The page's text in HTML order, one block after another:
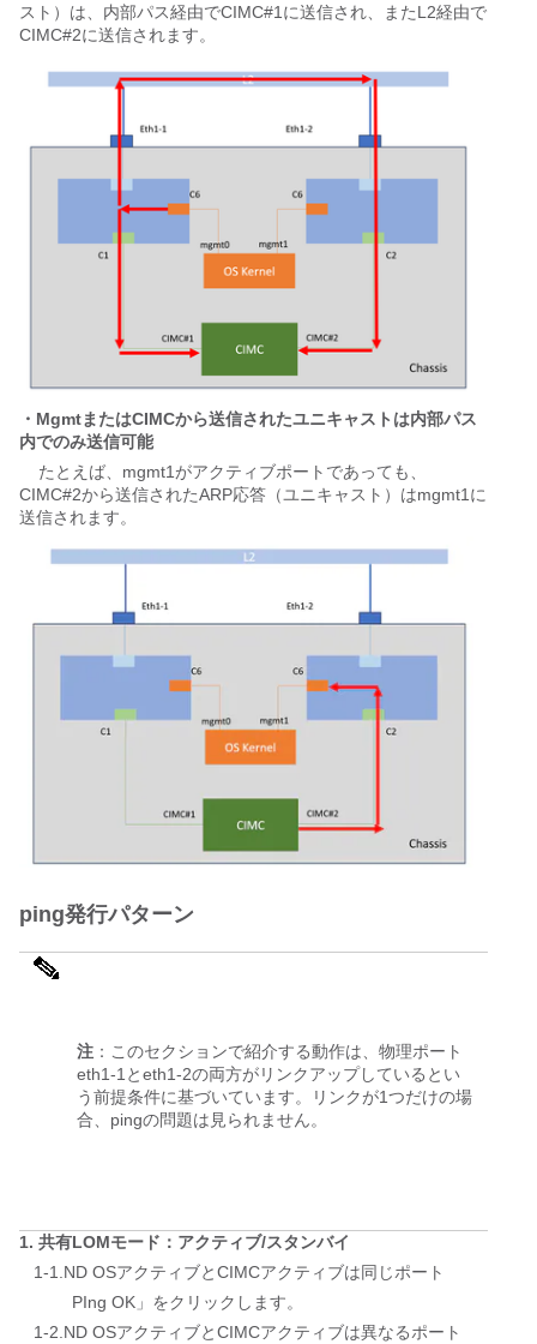
スト）は、内部パス経由でCIMC#1に送信され、またL2経由で
CIMC#2に送信されます。
・MgmtまたはCIMCから送信されたユニキャストは内部パス
内でのみ送信可能
たとえば、mgmt1がアクティブポートであっても、
CIMC#2から送信されたARP応答（ユニキャスト）はmgmt1に
送信されます。
ping発行パターン
注 ：このセクションで紹介する動作は、物理ポート
eth1-1とeth1-2の両方がリンクアップしているとい
う前提条件に基づいています。リンクが1つだけの場
合、pingの問題は見られません。
1. 共有LOMモード：アクティブ/スタンバイ
1-1.ND OSアクティブとCIMCアクティブは同じポート
PIng OK」をクリックします。
1-2.ND OSアクティブとCIMCアクティブは異なるポート